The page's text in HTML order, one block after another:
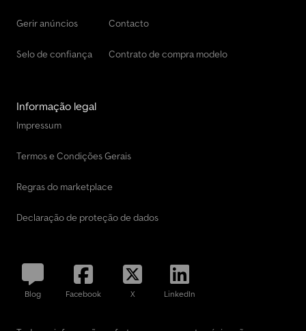
Gerir anúncios
Selo de confiança
Contacto
Contrato de compra modelo
Informação legal
Impressum
Termos e Condições Gerais
Regras do marketplace
Declaração de proteção de dados
Blog Facebook X LinkedIn